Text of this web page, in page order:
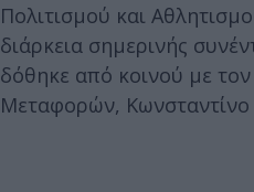
Πολιτισμού και
διάρκεια σημερινής
δόθηκε από κοινού με
Μεταφορών,